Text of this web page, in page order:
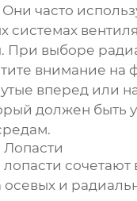
часто
системах
При выборе
внимание на
вперед или
должен быть
Лопасти
лопасти сочетают
осевых и